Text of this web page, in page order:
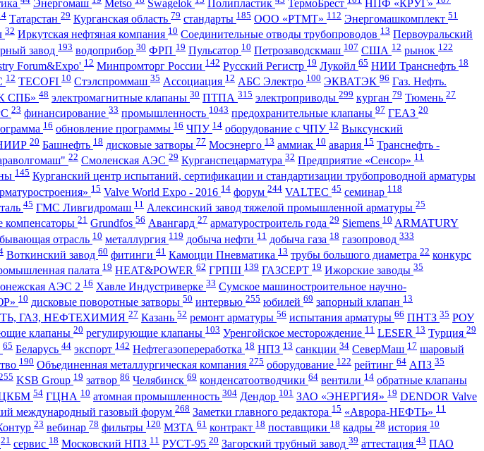
Энергомаш Metso Swagelok Полипластик ТермоБрест НПФ «КРУГ»
Татарстан 29 Курганская область 79 стандарты 185 ООО «РТМТ» 112 Энергомашкомплект 51
32 Иркутская нефтяная компания 10 Соединительные отводы трубопроводов 13 Первоуральский
завод 193 водоприбор 30 ФРП 19 Пульсатор 10 Петрозаводскмаш 107 США 12 рынок 122
Forum&Expo' 12 Минпромторг России 142 Русский Регистр 19 Лукойл 65 НИИ Транснефть 18
12 TECOFI 10 Стэлспроммаш 35 Ассоциация 12 АБС Электро 100 ЭКВАТЭК 96 Газ. Нефть.
СПБ» 48 электромагнитные клапаны 30 ПТПА 315 электроприводы 299 курган 79 Тюмень 27
23 финансирование 33 промышленность 1043 предохранительные клапаны 97 ГЕАЗ 20
16 обновление программы 16 ЧПУ 14 оборудование с ЧПУ 12 Выксунский
20 Башнефть 18 дисковые затворы 77 Мосэнерго 13 аммиак 10 авария 15 Транснефть -
22 Смоленская АЭС 29 Курганспецарматура 32 Предприятие «Сенсор» 11
145 Курганский центр испытаний, сертификации и стандартизации трубопроводной арматуры
15 Valve World Expo - 2016 14 форум 244 VALTEC 45 семинар 118
45 ГМС Ливгидромаш 11 Алексинский завод тяжелой промышленной арматуры 25
компенсаторы 21 Grundfos 56 Авангард 27 арматуростроитель года 29 Siemens 10 ARMATURY
отрасль 10 металлургия 119 добыча нефти 11 добыча газа 18 газопровод 333
Воткинский завод 60 фитинги 41 Камоцци Пневматика 13 трубы большого диаметра 22 конкурс
палата 19 HEAT&POWER 62 ГРПШ 139 ГАЗСЕРТ 19 Ижорские заводы 35
АЭС 2 16 Хавле Индустриверке 33 Сумское машиностроительное научно-
10 дисковые поворотные затворы 50 интервью 255 юбилей 69 запорный клапан 13
ГАЗ, НЕФТЕХИМИЯ 27 Казань 52 ремонт арматуры 56 испытания арматуры 66 ПНТЗ 35 РОУ
клапаны 20 регулирующие клапаны 103 Уренгойское месторождение 11 LESER 13 Турция 29
65 Беларусь 44 экспорт 142 Нефтегазопереработка 18 НПЗ 13 санкции 34 СеверМаш 17 шаровый
190 Объединенная металлургическая компания 275 оборудование 122 рейтинг 64 АПЗ 35
KSB Group 19 затвор 86 Челябинск 69 конденсатоотводчики 64 вентили 14 обратные клапаны
54 ГЦНА 10 атомная промышленность 304 Дендор 101 ЗАО «ЭНЕРГИЯ» 19 DENDOR Valve
международный газовый форум 268 Заметки главного редактора 15 «Аврора-НЕФТЬ» 11
23 вебинар 78 фильтры 120 МЗТА 61 контракт 18 поставщики 18 кадры 28 история 10
21 сервис 18 Московский НПЗ 11 РУСТ-95 20 Загорский трубный завод 39 аттестация 43 ПАО